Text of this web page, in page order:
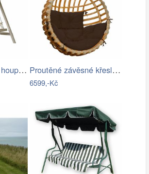
Dřevěná zahradní houpačka Lucas pro 4… Proutěné závěsné křeslo Elis, přírodní…
6599,-Kč